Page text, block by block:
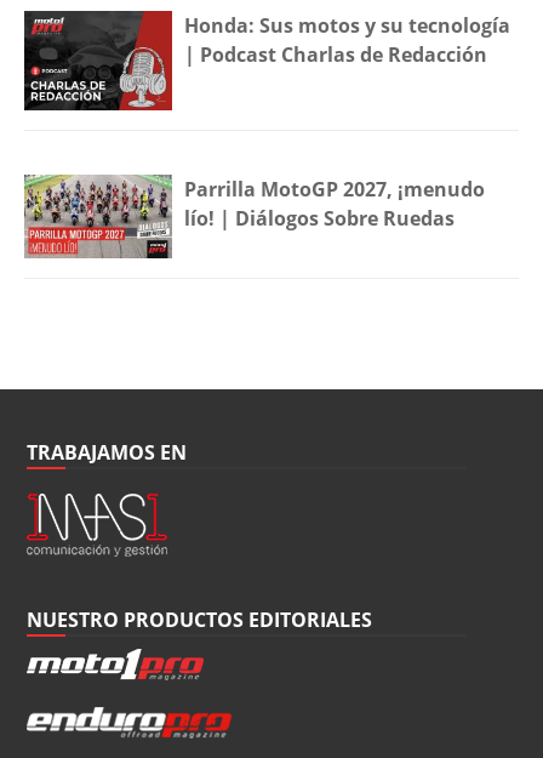
Honda: Sus motos y su tecnología
| Podcast Charlas de Redacción
Parrilla MotoGP 2027, ¡menudo
lío! | Diálogos Sobre Ruedas
TRABAJAMOS EN
NUESTRO PRODUCTOS EDITORIALES